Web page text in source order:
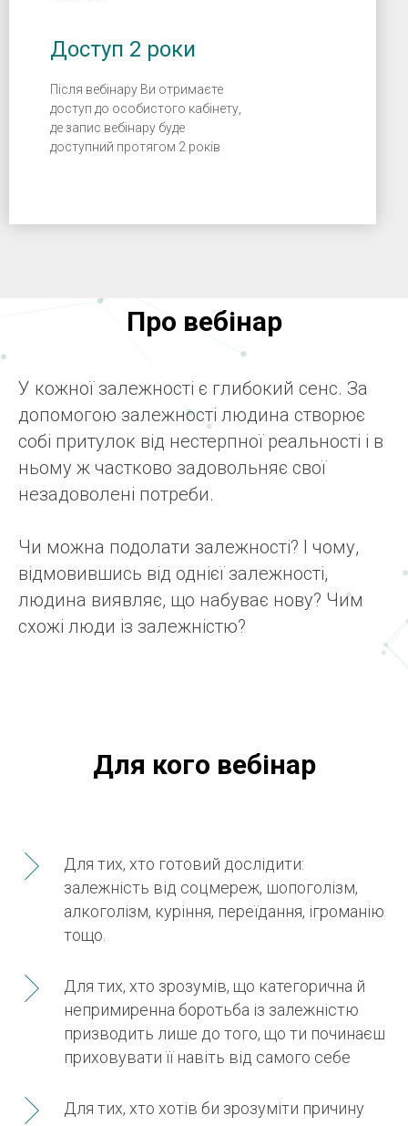
Доступ 2 роки
Після вебінару Ви отримаєте
доступ до особистого кабінету,
де запис вебінару буде
доступний протягом 2 років
Про вебінар
У кожної залежності є глибокий сенс. За
допомогою залежності людина створює
собі притулок від нестерпної реальності і в
ньому ж частково задовольняє свої
незадоволені потреби.
Чи можна подолати залежності? І чому,
відмовившись від однієї залежності,
людина виявляє, що набуває нову? Чим
схожі люди із залежністю?
Для кого вебінар
Для тих, хто готовий дослідити:
залежність від соцмереж, шопоголізм,
алкоголізм, куріння, переїдання, ігроманію
тощо.
Для тих, хто зрозумів, що категорична й
непримиренна боротьба із залежністю
призводить лише до того, що ти починаєш
приховувати її навіть від самого себе
Для тих, хто хотів би зрозуміти причину